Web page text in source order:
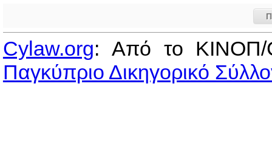
Cylaw.org: Από το
Παγκύπριο Δικηγορικό